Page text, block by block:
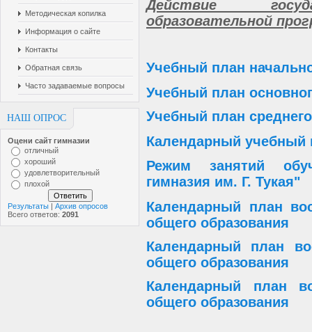
Методическая копилка
Информация о сайте
Контакты
Обратная связь
Часто задаваемые вопросы
НАШ ОПРОС
Оцени сайт гимназии
отличный
хороший
удовлетворительный
плохой
Результаты | Архив опросов
Всего ответов: 2091
Действие
образовательной
Учебный план
Учебный план
Учебный план
Календарный учебный
Режим занятий
гимназия им. Г. Тукая"
Календарный план
общего образования
Календарный план
общего образования
Календарный план
общего образования